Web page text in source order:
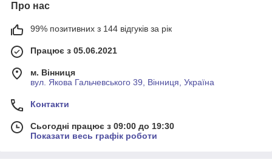
Про нас
99% позитивних з 144 відгуків за рік
Працює з 05.06.2021
м. Вінниця
вул. Якова Гальчевського 39, Вінниця, Україна
Контакти
Сьогодні працює з 09:00 до 19:30
Показати весь графік роботи